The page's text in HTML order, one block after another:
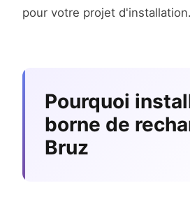
pour votre projet d'installation.
Pourquoi
borne de
Bruz